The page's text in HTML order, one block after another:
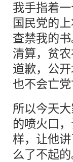
我手指着
国民党的
查禁我的
清算，贫
道歉，公
也不会亡党
所以今天
的喷火口
样，让他
么了不起